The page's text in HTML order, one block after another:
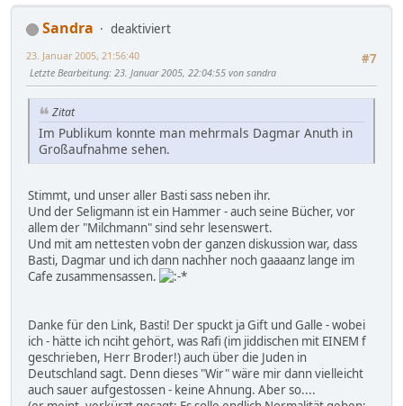
Sandra
deaktiviert
#7
23. Januar 2005, 21:56:40
Letzte Bearbeitung: 23. Januar 2005, 22:04:55 von sandra
Zitat
Im Publikum konnte man mehrmals Dagmar Anuth in
Großaufnahme sehen.
Stimmt, und unser aller Basti sass neben ihr.
Und der Seligmann ist ein Hammer - auch seine Bücher, vor
allem der "Milchmann" sind sehr lesenswert.
Und mit am nettesten vobn der ganzen diskussion war, dass
Basti, Dagmar und ich dann nachher noch gaaaanz lange im
Cafe zusammensassen.
Danke für den Link, Basti! Der spuckt ja Gift und Galle - wobei
ich - hätte ich nciht gehört, was Rafi (im jiddischen mit EINEM f
geschrieben, Herr Broder!) auch über die Juden in
Deutschland sagt. Denn dieses "Wir" wäre mir dann vielleicht
auch sauer aufgestossen - keine Ahnung. Aber so....